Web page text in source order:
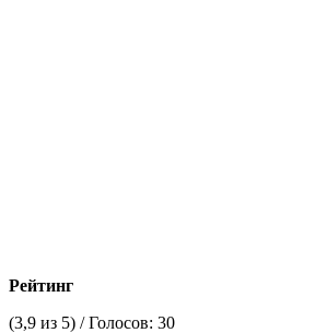
Рейтинг
(3,9 из 5) / Голосов: 30